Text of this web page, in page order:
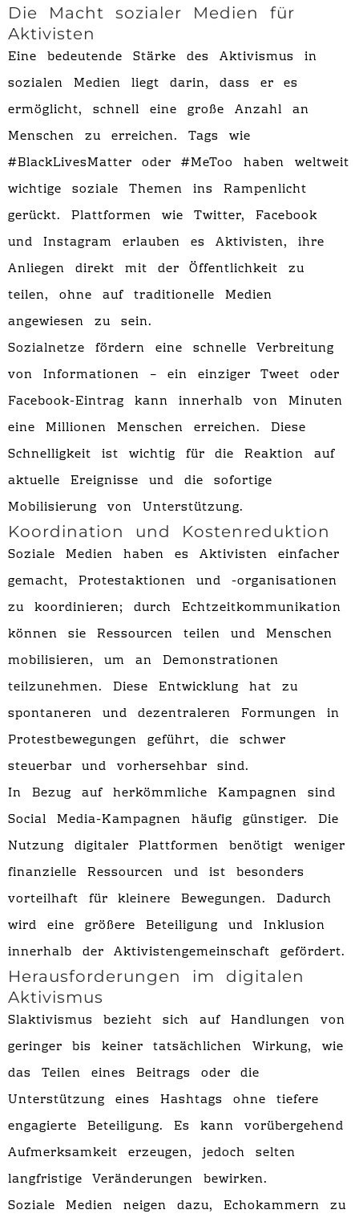
Die Macht sozialer Medien für
Aktivisten
Eine bedeutende Stärke des Aktivismus in
sozialen Medien liegt darin, dass er es
ermöglicht, schnell eine große Anzahl an
Menschen zu erreichen. Tags wie
#BlackLivesMatter oder #MeToo haben weltweit
wichtige soziale Themen ins Rampenlicht
gerückt. Plattformen wie Twitter, Facebook
und Instagram erlauben es Aktivisten, ihre
Anliegen direkt mit der Öffentlichkeit zu
teilen, ohne auf traditionelle Medien
angewiesen zu sein.
Sozialnetze fördern eine schnelle Verbreitung
von Informationen – ein einziger Tweet oder
Facebook-Eintrag kann innerhalb von Minuten
eine Millionen Menschen erreichen. Diese
Schnelligkeit ist wichtig für die Reaktion auf
aktuelle Ereignisse und die sofortige
Mobilisierung von Unterstützung.
Koordination und Kostenreduktion
Soziale Medien haben es Aktivisten einfacher
gemacht, Protestaktionen und -organisationen
zu koordinieren; durch Echtzeitkommunikation
können sie Ressourcen teilen und Menschen
mobilisieren, um an Demonstrationen
teilzunehmen. Diese Entwicklung hat zu
spontaneren und dezentraleren Formungen in
Protestbewegungen geführt, die schwer
steuerbar und vorhersehbar sind.
In Bezug auf herkömmliche Kampagnen sind
Social Media-Kampagnen häufig günstiger. Die
Nutzung digitaler Plattformen benötigt weniger
finanzielle Ressourcen und ist besonders
vorteilhaft für kleinere Bewegungen. Dadurch
wird eine größere Beteiligung und Inklusion
innerhalb der Aktivistengemeinschaft gefördert.
Herausforderungen im digitalen
Aktivismus
Slaktivismus bezieht sich auf Handlungen von
geringer bis keiner tatsächlichen Wirkung, wie
das Teilen eines Beitrags oder die
Unterstützung eines Hashtags ohne tiefere
engagierte Beteiligung. Es kann vorübergehend
Aufmerksamkeit erzeugen, jedoch selten
langfristige Veränderungen bewirken.
Soziale Medien neigen dazu, Echokammern zu